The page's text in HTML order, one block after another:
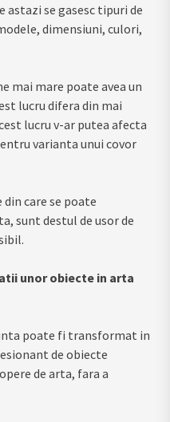
astazi se gasesc tipuri de
dimensiuni, culori,
mai mare poate avea un
lucru difera din mai
lucru v-ar putea afecta
varianta unui covor
care se poate
sunt destul de usor de
unor obiecte in arta
poate fi transformat in
de obiecte
de arta, fara a